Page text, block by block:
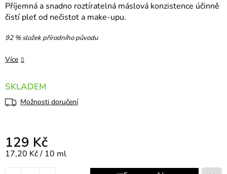
Příjemná a snadno roztíratelná máslová konzistence účinně
čistí pleť od nečistot a make-upu.
92 % složek přírodního původu
Více
SKLADEM
Možnosti doručení
129 Kč
Měrná cena:
17,20 Kč / 10 ml